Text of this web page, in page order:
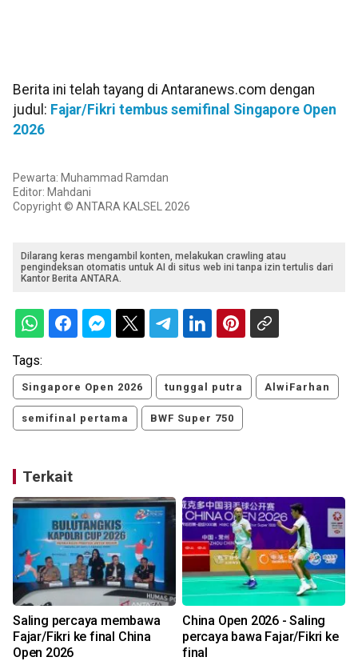
Berita ini telah tayang di Antaranews.com dengan
judul: Fajar/Fikri tembus semifinal Singapore Open
2026
Pewarta: Muhammad Ramdan
Editor: Mahdani
Copyright © ANTARA KALSEL 2026
Dilarang keras mengambil konten, melakukan crawling atau
pengindeksan otomatis untuk AI di situs web ini tanpa izin tertulis dari
Kantor Berita ANTARA.
Tags:
Singapore Open 2026 tunggal putra AlwiFarhan
semifinal pertama BWF Super 750
Terkait
Saling percaya membawa
Fajar/Fikri ke final China
Open 2026
China Open 2026 - Saling
percaya bawa Fajar/Fikri ke
final